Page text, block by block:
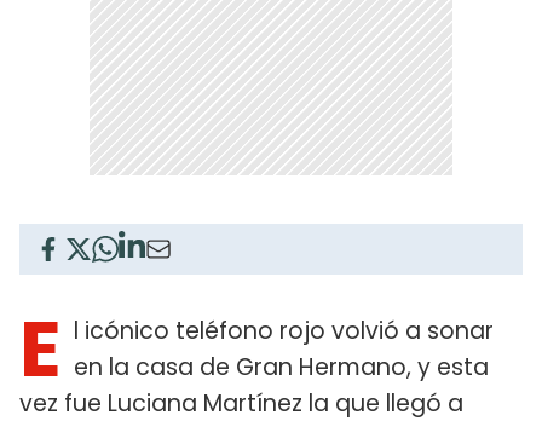
E l icónico teléfono rojo volvió a sonar
en la casa de Gran Hermano, y esta
vez fue Luciana Martínez la que llegó a